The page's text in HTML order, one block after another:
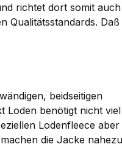
richtet dort somit
beidseitigen
benötigt nicht
Lodenfleece
die Jacke